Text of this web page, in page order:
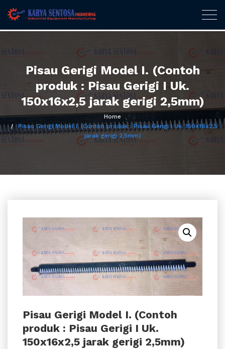
content
Karya Sentosa
Engineering
Pisau Gerigi Model I. (Contoh
produk : Pisau Gerigi I Uk.
150x16x2,5 jarak gerigi 2,5mm)
Home
Pisau Gerigi Model I. (Contoh produk : Pisau Gerigi I Uk. 150x16x2,5
jarak gerigi 2,5mm)
Pisau Gerigi Model I. (Contoh
produk : Pisau Gerigi I Uk.
150x16x2,5 jarak gerigi 2,5mm)